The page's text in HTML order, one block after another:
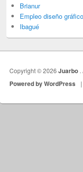
Brianur
Empleo diseño gráfico
Ibagué
Copyright © 2026Juarbo .
Powered by WordPress |